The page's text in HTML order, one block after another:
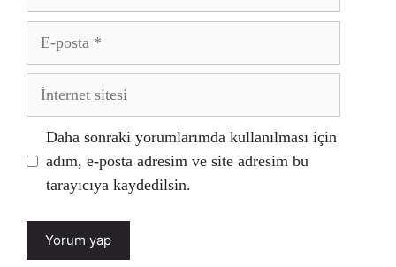
posta
İnternet
Daha sonraki yorumlarımda kullanılması için
adım, e-posta adresim ve site adresim bu
tarayıcıya kaydedilsin.